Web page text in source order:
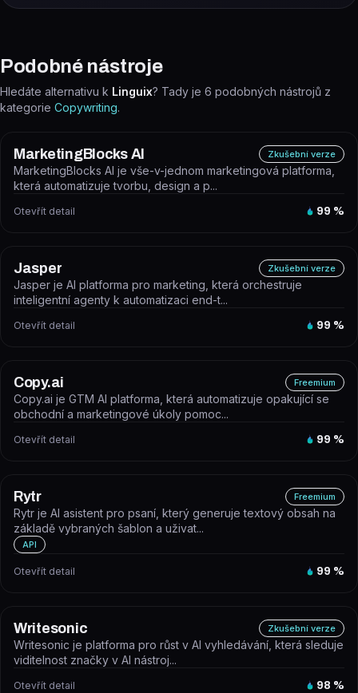
Podobné nástroje
Hledáte alternativu k Linguix? Tady je 6 podobných nástrojů z
kategorie Copywriting.
MarketingBlocks AI Zkušební verze
MarketingBlocks AI je vše-v-jednom marketingová platforma,
která automatizuje tvorbu, design a p...
Otevřít detail 99 %
Jasper Zkušební verze
Jasper je AI platforma pro marketing, která orchestruje
inteligentní agenty k automatizaci end-t...
Otevřít detail 99 %
Copy.ai Freemium
Copy.ai je GTM AI platforma, která automatizuje opakující se
obchodní a marketingové úkoly pomoc...
Otevřít detail 99 %
Rytr Freemium
Rytr je AI asistent pro psaní, který generuje textový obsah na
základě vybraných šablon a uživat...
API
Otevřít detail 99 %
Writesonic Zkušební verze
Writesonic je platforma pro růst v AI vyhledávání, která sleduje
viditelnost značky v AI nástroj...
Otevřít detail 98 %